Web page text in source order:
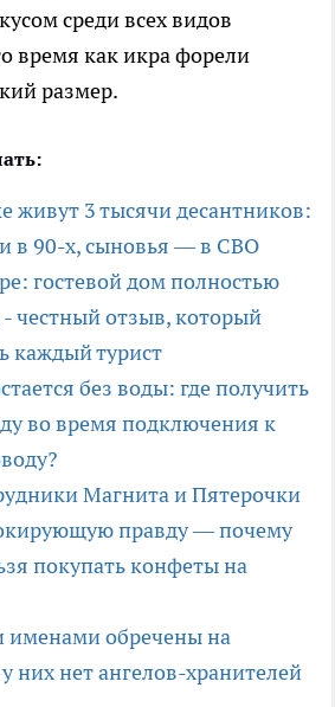
среди всех видов
время как икра форели
размер.
живут 3 тысячи десантников:
в 90-х, сыновья — в СВО
гостевой дом полностью
- честный отзыв, который
каждый турист
без воды: где получить
во время подключения к
Магнита и Пятерочки
правду — почему
покупать конфеты на
именами обречены на
них нет ангелов-хранителей